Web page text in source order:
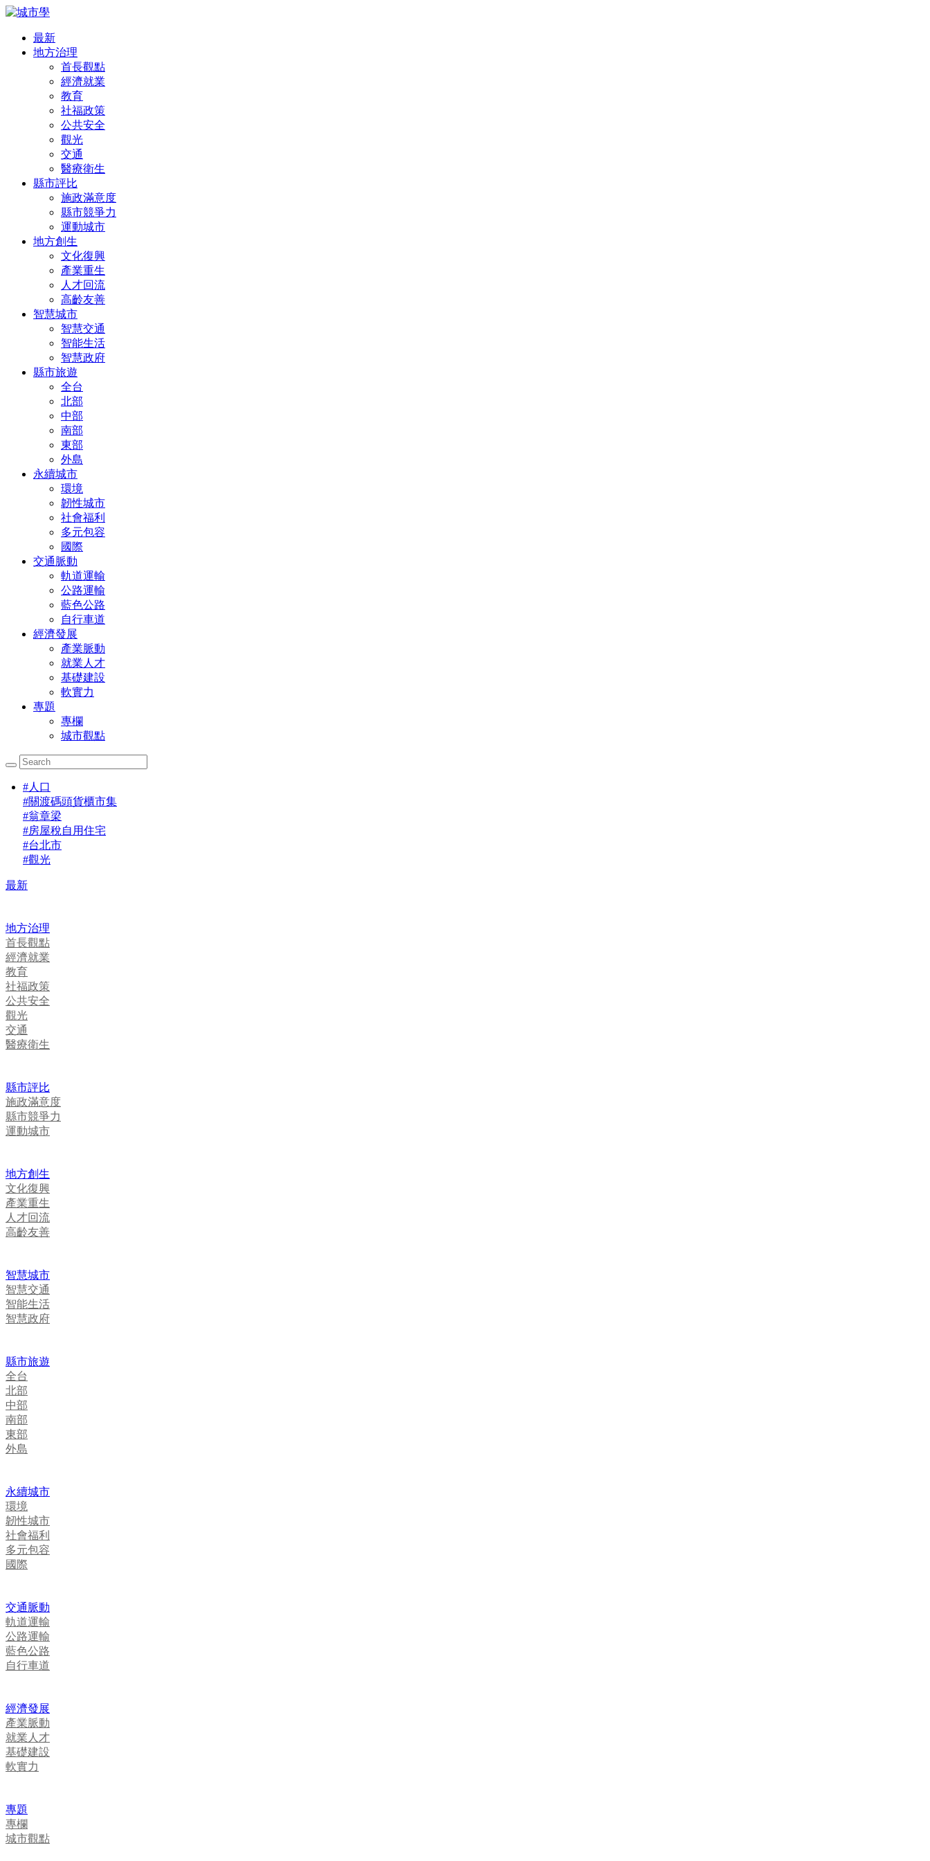
最新
地方治理
首長觀點
經濟就業
教育
社福政策
公共安全
觀光
交通
醫療衛生
縣市評比
施政滿意度
縣市競爭力
運動城市
地方創生
文化復興
產業重生
人才回流
高齡友善
智慧城市
智慧交通
智能生活
智慧政府
縣市旅遊
全台
北部
中部
南部
東部
外島
永續城市
環境
韌性城市
社會福利
多元包容
國際
交通脈動
軌道運輸
公路運輸
藍色公路
自行車道
經濟發展
產業脈動
就業人才
基礎建設
軟實力
專題
專欄
城市觀點
#人口
#關渡碼頭貨櫃市集
#翁章梁
#房屋稅自用住宅
#台北市
#觀光
最新
地方治理
首長觀點
經濟就業
教育
社福政策
公共安全
觀光
交通
醫療衛生
縣市評比
施政滿意度
縣市競爭力
運動城市
地方創生
文化復興
產業重生
人才回流
高齡友善
智慧城市
智慧交通
智能生活
智慧政府
縣市旅遊
全台
北部
中部
南部
東部
外島
永續城市
環境
韌性城市
社會福利
多元包容
國際
交通脈動
軌道運輸
公路運輸
藍色公路
自行車道
經濟發展
產業脈動
就業人才
基礎建設
軟實力
專題
專欄
城市觀點